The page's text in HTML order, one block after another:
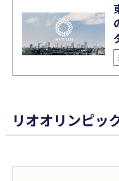
リオオリンピッ